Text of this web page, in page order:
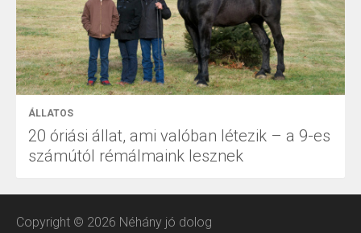
ÁLLATOS
20 óriási állat, ami valóban létezik – a 9-es
számútól rémálmaink lesznek
Copyright © 2026 Néhány jó dolog